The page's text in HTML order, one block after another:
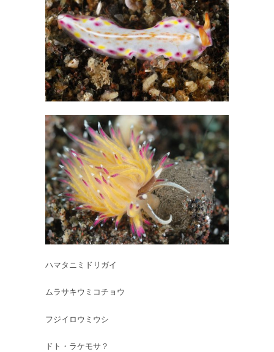
ハマタニミドリガイ
ムラサキウミコチョウ
フジイロウミウシ
ドト・ラケモサ？